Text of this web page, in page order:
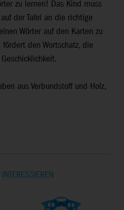
zu lernen! Das Kind muss
der Tafel an die richtige
Wörter auf den Karten zu
den Wortschatz, die
aus Verbundstoff und Holz,